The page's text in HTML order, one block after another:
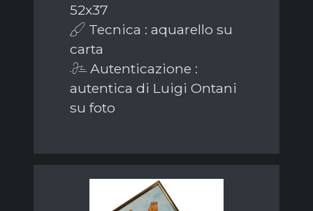
52x37
Tecnica : aquarello su
carta
Autenticazione :
autentica di Luigi Ontani
su foto